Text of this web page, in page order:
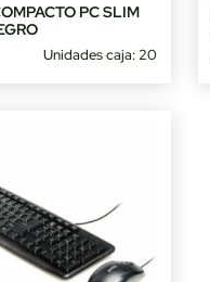
PC SLIM
Unidades caja: 20